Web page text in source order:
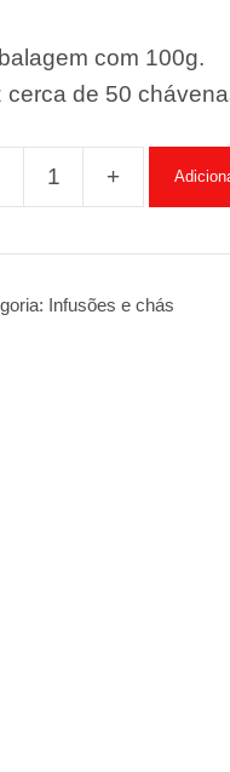
com 100g.
cerca de 50
+
Infusões e chás